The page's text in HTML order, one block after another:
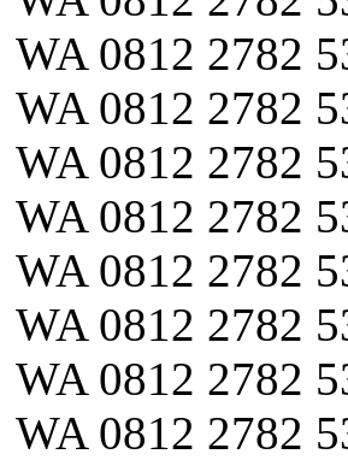
WA 0812 2782
WA 0812 2782
WA 0812 2782
WA 0812 2782
WA 0812 2782
WA 0812 2782
WA 0812 2782
WA 0812 2782